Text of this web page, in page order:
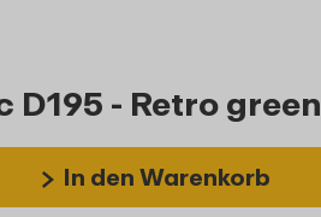
- Retro green
In den Warenkorb